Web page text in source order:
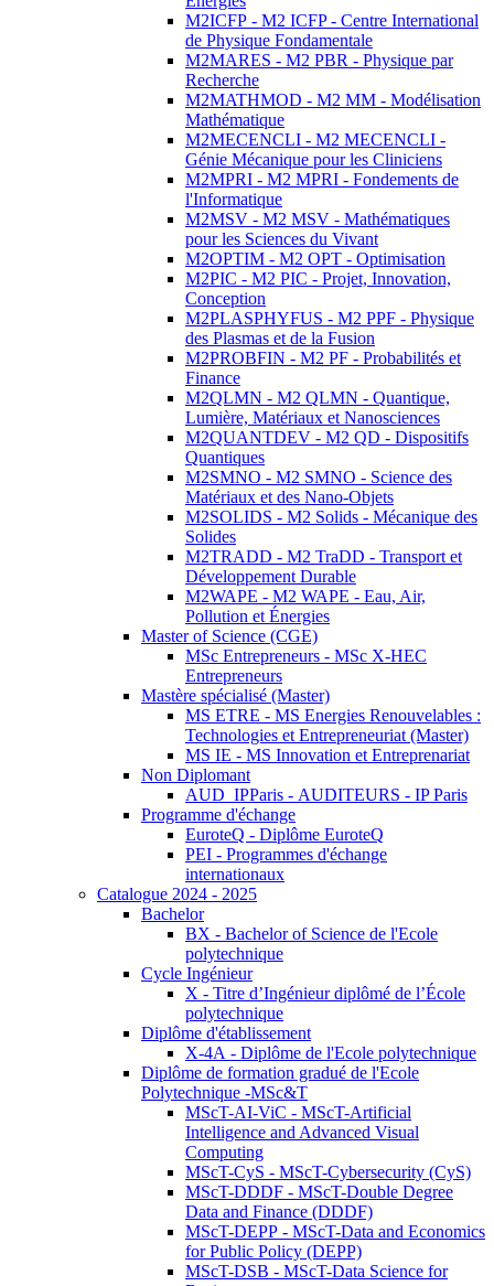
M2ICFP - M2 ICFP - Centre International
de Physique Fondamentale
M2MARES - M2 PBR - Physique par
Recherche
M2MATHMOD - M2 MM - Modélisation
Mathématique
M2MECENCLI - M2 MECENCLI -
Génie Mécanique pour les Cliniciens
M2MPRI - M2 MPRI - Fondements de
l'Informatique
M2MSV - M2 MSV - Mathématiques
pour les Sciences du Vivant
M2OPTIM - M2 OPT - Optimisation
M2PIC - M2 PIC - Projet, Innovation,
Conception
M2PLASPHYFUS - M2 PPF - Physique
des Plasmas et de la Fusion
M2PROBFIN - M2 PF - Probabilités et
Finance
M2QLMN - M2 QLMN - Quantique,
Lumière, Matériaux et Nanosciences
M2QUANTDEV - M2 QD - Dispositifs
Quantiques
M2SMNO - M2 SMNO - Science des
Matériaux et des Nano-Objets
M2SOLIDS - M2 Solids - Mécanique des
Solides
M2TRADD - M2 TraDD - Transport et
Développement Durable
M2WAPE - M2 WAPE - Eau, Air,
Pollution et Énergies
Master of Science (CGE)
MSc Entrepreneurs - MSc X-HEC
Entrepreneurs
Mastère spécialisé (Master)
MS ETRE - MS Energies Renouvelables :
Technologies et Entrepreneuriat (Master)
MS IE - MS Innovation et Entreprenariat
Non Diplomant
AUD_IPParis - AUDITEURS - IP Paris
Programme d'échange
EuroteQ - Diplôme EuroteQ
PEI - Programmes d'échange
internationaux
Catalogue 2024 - 2025
Bachelor
BX - Bachelor of Science de l'Ecole
polytechnique
Cycle Ingénieur
X - Titre d’Ingénieur diplômé de l’École
polytechnique
Diplôme d'établissement
X-4A - Diplôme de l'Ecole polytechnique
Diplôme de formation gradué de l'Ecole
Polytechnique -MSc&T
MScT-AI-ViC - MScT-Artificial
Intelligence and Advanced Visual
Computing
MScT-CyS - MScT-Cybersecurity (CyS)
MScT-DDDF - MScT-Double Degree
Data and Finance (DDDF)
MScT-DEPP - MScT-Data and Economics
for Public Policy (DEPP)
MScT-DSB - MScT-Data Science for